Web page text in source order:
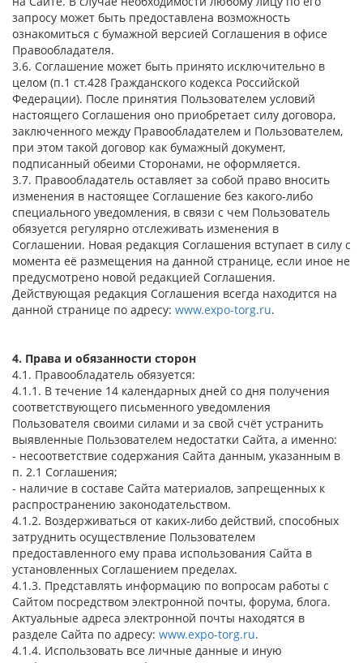
запросу может быть предоставлена возможность
ознакомиться с бумажной версией Соглашения в офисе
Правообладателя.
3.6. Соглашение может быть принято исключительно в
целом (п.1 ст.428 Гражданского кодекса Российской
Федерации). После принятия Пользователем условий
настоящего Соглашения оно приобретает силу договора,
заключенного между Правообладателем и Пользователем,
при этом такой договор как бумажный документ,
подписанный обеими Сторонами, не оформляется.
3.7. Правообладатель оставляет за собой право вносить
изменения в настоящее Соглашение без какого-либо
специального уведомления, в связи с чем Пользователь
обязуется регулярно отслеживать изменения в
Соглашении. Новая редакция Соглашения вступает в силу с
момента её размещения на данной странице, если иное не
предусмотрено новой редакцией Соглашения.
Действующая редакция Соглашения всегда находится на
данной странице по адресу: www.expo-torg.ru.
4. Права и обязанности сторон
4.1. Правообладатель обязуется:
4.1.1. В течение 14 календарных дней со дня получения
соответствующего письменного уведомления
Пользователя своими силами и за свой счёт устранить
выявленные Пользователем недостатки Сайта, а именно:
- несоответствие содержания Сайта данным, указанным в
п. 2.1 Соглашения;
- наличие в составе Сайта материалов, запрещенных к
распространению законодательством.
4.1.2. Воздерживаться от каких-либо действий, способных
затруднить осуществление Пользователем
предоставленного ему права использования Сайта в
установленных Соглашением пределах.
4.1.3. Представлять информацию по вопросам работы с
Сайтом посредством электронной почты, форума, блога.
Актуальные адреса электронной почты находятся в
разделе Сайта по адресу: www.expo-torg.ru.
4.1.4. Использовать все личные данные и иную